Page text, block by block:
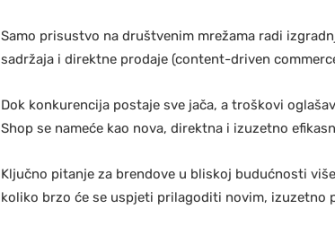
Samo prisustvo na društvenim mrežama radi
sadržaja i direktne prodaje (content-driven
Dok konkurencija postaje sve jača, a troškovi
Shop se nameće kao nova, direktna i izuzetno
Ključno pitanje za brendove u bliskoj budućnosti
koliko brzo će se uspjeti prilagoditi novim, izuzetno